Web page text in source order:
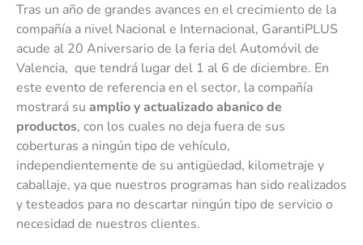
Tras un año de grandes avances en el crecimiento de la
compañía a nivel Nacional e Internacional, GarantiPLUS
acude al 20 Aniversario de la feria del Automóvil de
Valencia, que tendrá lugar del 1 al 6 de diciembre. En
este evento de referencia en el sector, la compañía
mostrará su amplio y actualizado abanico de
productos, con los cuales no deja fuera de sus
coberturas a ningún tipo de vehículo,
independientemente de su antigüedad, kilometraje y
caballaje, ya que nuestros programas han sido realizados
y testeados para no descartar ningún tipo de servicio o
necesidad de nuestros clientes.